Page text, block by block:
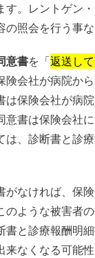
す。レントゲン
の照会を行う事な
意書を「返送し
険会社が病院か
は保険会社が病
意書は保険会社
は、診断書と診
がなければ、保
のような被害者
書と診療報酬明
来なくなる可能性